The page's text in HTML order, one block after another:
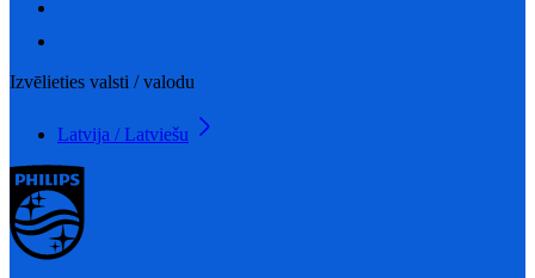
Izvēlieties valsti / valodu
Latvija / Latviešu